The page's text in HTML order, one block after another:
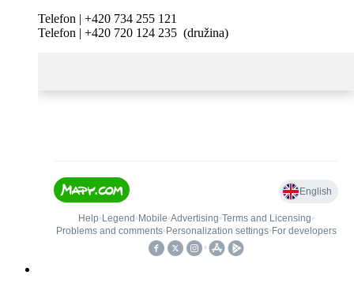
Telefon | +420 734 255 121
Telefon | +420 720 124 235 (družina)